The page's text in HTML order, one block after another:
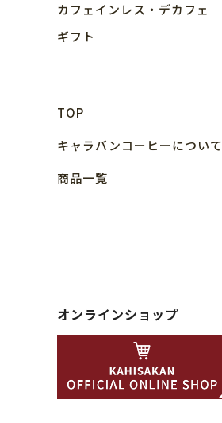
カフェインレス・デカフェ
ギフト
TOP
キャラバンコーヒーについて
商品⼀覧
オンラインショップ